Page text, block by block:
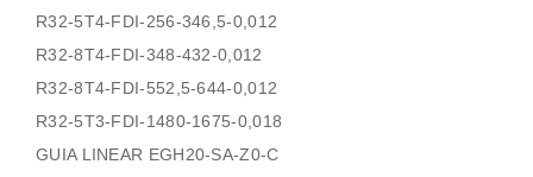
R32-5T4-FDI-256-346,5-0,012
R32-8T4-FDI-348-432-0,012
R32-8T4-FDI-552,5-644-0,012
R32-5T3-FDI-1480-1675-0,018
GUIA LINEAR EGH20-SA-Z0-C